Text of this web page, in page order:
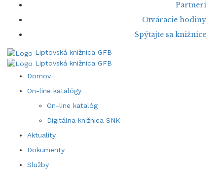
Partneri
Otváracie hodiny
Spýtajte sa knižnice
Liptovská knižnica GFB
Liptovská knižnica GFB
Domov
On-line katalógy
On-line katalóg
Digitálna knižnica SNK
Aktuality
Dokumenty
Služby